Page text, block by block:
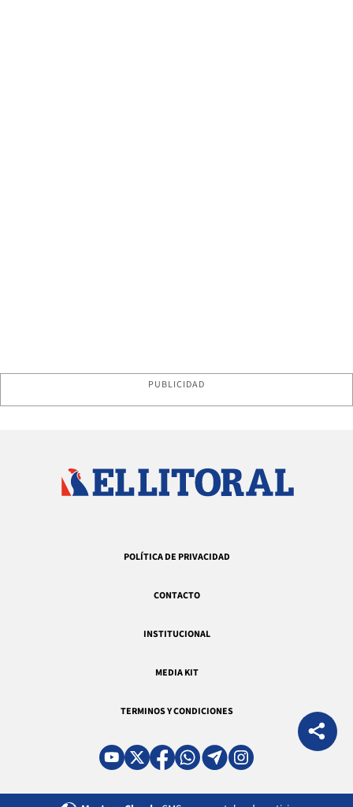
PUBLICIDAD
POLÍTICA DE PRIVACIDAD
CONTACTO
INSTITUCIONAL
MEDIA KIT
TERMINOS Y CONDICIONES